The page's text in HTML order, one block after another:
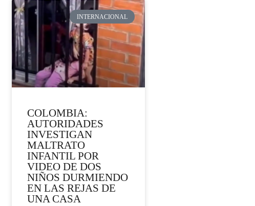
INTERNACIONAL
COLOMBIA:
AUTORIDADES
INVESTIGAN
MALTRATO
INFANTIL POR
VIDEO DE DOS
NIÑOS DURMIENDO
EN LAS REJAS DE
UNA CASA